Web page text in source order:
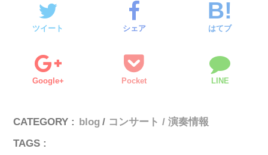
ツイート シェア はてブ
Google+ Pocket LINE
CATEGORY : blog
コンサート / 演奏情報
TAGS :